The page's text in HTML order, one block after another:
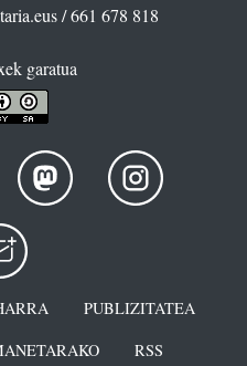
/ 661 678 818
garatua
PUBLIZITATEA
RSS